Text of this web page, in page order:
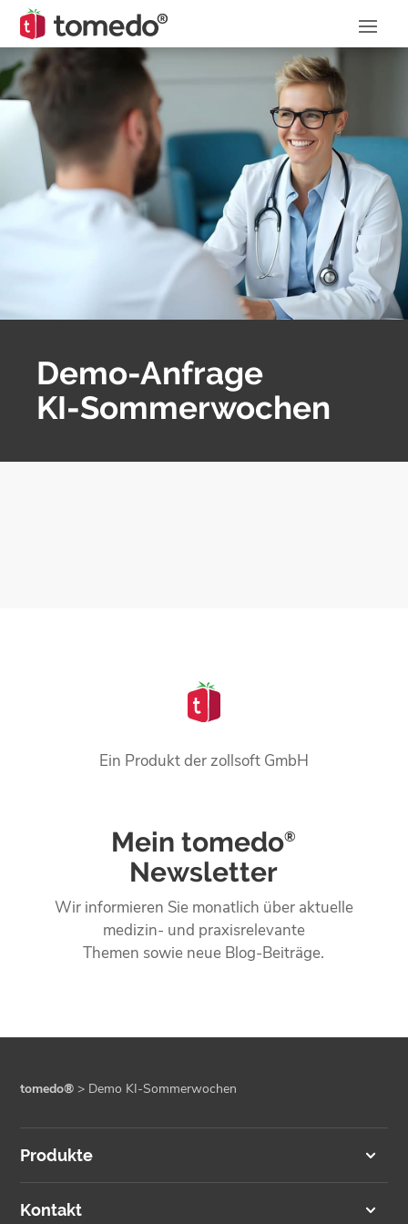
Demo-Anfrage
KI-Sommerwochen
Ein Produkt der zollsoft GmbH
Mein tomedo®
Newsletter
Wir informieren Sie monatlich über aktuelle
medizin- und praxisrelevante
Themen sowie neue Blog-Beiträge.
tomedo® > Demo KI-Sommerwochen
Produkte
Kontakt